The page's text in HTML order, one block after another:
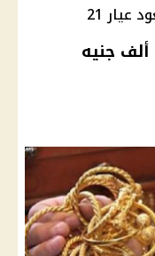
21
حساب شراء الذهب بقيمة 50 ألف جنيه